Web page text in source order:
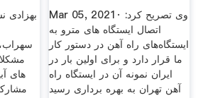
بهزادی
های
Mar 05, 2021· وی تصریح کرد:
اتصال ایستگاه های مترو به
ایستگاه‌های راه آهن در دستور کار
ما قرار دارد و برای اولین بار در
ایران نمونه آن در ایستگاه راه
آهن تهران به بهره برداری رسید